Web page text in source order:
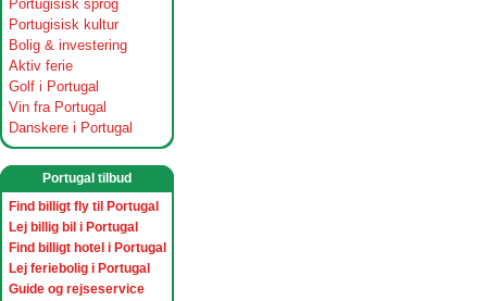
Portugisisk sprog
Portugisisk kultur
Bolig & investering
Aktiv ferie
Golf i Portugal
Vin fra Portugal
Danskere i Portugal
Portugal tilbud
Find billigt fly til Portugal
Lej billig bil i Portugal
Find billigt hotel i Portugal
Lej feriebolig i Portugal
Guide og rejseservice